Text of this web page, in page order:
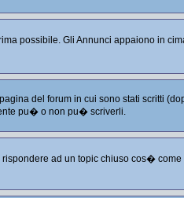
possibile. Gli Annunci appaiono in
del forum in cui sono stati scritti
pu� o non pu� scriverli.
ad un topic chiuso cos�